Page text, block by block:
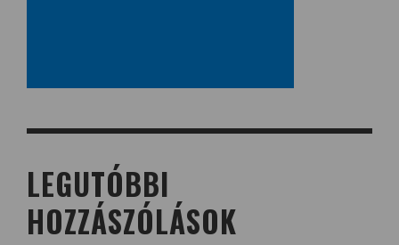
LEGUTÓBBI
HOZZÁSZÓLÁSOK